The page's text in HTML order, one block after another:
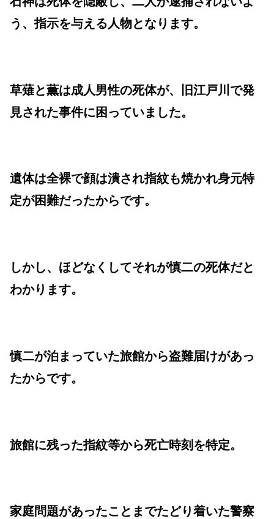
う、指示を与える人物となります。
草薙と薫は成人男性の死体が、旧江戸川で発
見された事件に困っていました。
遺体は全裸で顔は潰され指紋も焼かれ身元特
定が困難だったからです。
しかし、ほどなくしてそれが慎二の死体だと
わかります。
慎二が泊まっていた旅館から盗難届けがあっ
たからです。
旅館に残った指紋等から死亡時刻を特定。
家庭問題があったことまでたどり着いた警察